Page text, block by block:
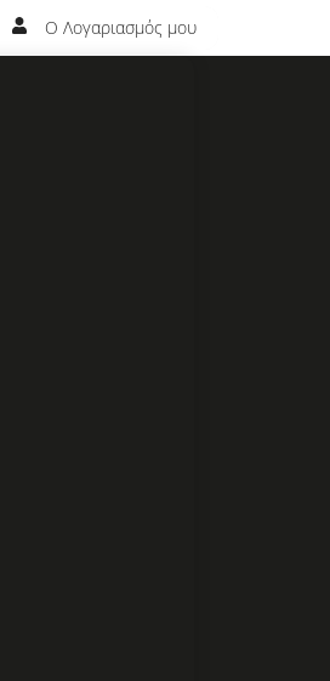
Ο Λογαριασμός μου